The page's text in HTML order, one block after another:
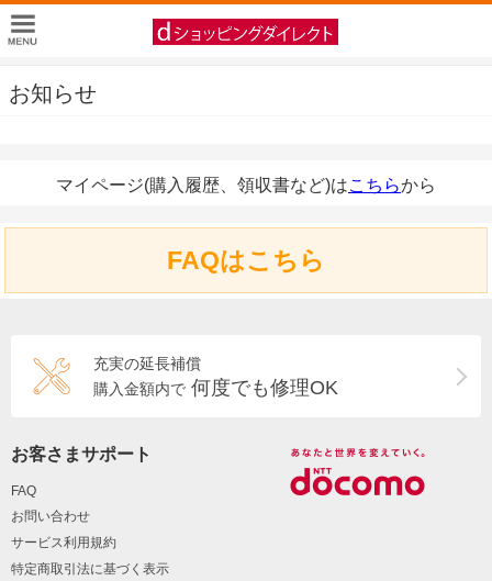
お知らせ
マイページ(購入履歴、領収書など)はこちらから
FAQはこちら
充実の延長補償
購入金額内で 何度でも修理OK
お客さまサポート
FAQ
お問い合わせ
サービス利用規約
特定商取引法に基づく表示